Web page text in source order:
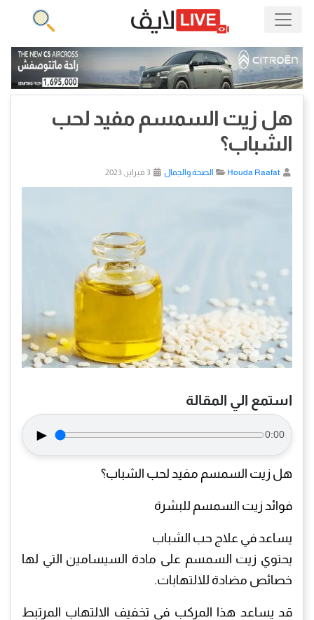
هل زيت السمسم مفيد لحب
الشباب؟
Houda Raafat الصحة والجمال
استمع الي المقالة
► 0:00
هل زيت السمسم مفيد لحب الشباب؟
فوائد زيت السمسم للبشرة
يساعد في علاج حب الشباب
يحتوي زيت السمسم على مادة السيسامين التي لها
خصائص مضادة للالتهابات.
قد يساعد هذا المركب في تخفيف الالتهاب المرتبط